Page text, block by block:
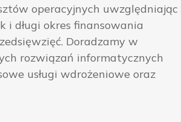
operacyjnych uwzględniając
i długi okres finansowania
Doradzamy w
rozwiązań informatycznych
usługi wdrożeniowe oraz